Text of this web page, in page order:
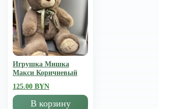
Игрушка Мишка
Mакси Коричневый
125.00 BYN
В корзину